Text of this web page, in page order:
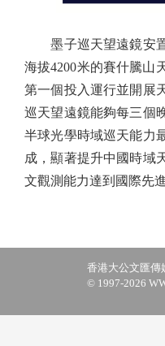
墨子巡天望遠鏡安置
海拔4200米的賽什騰山
第一個投入運行並開展
巡天望遠鏡能夠每三個
半球光學時域巡天能力
成，顯著提升中國時域
文觀測能力達到國際先
香港大公文匯傳
© 1997-2026